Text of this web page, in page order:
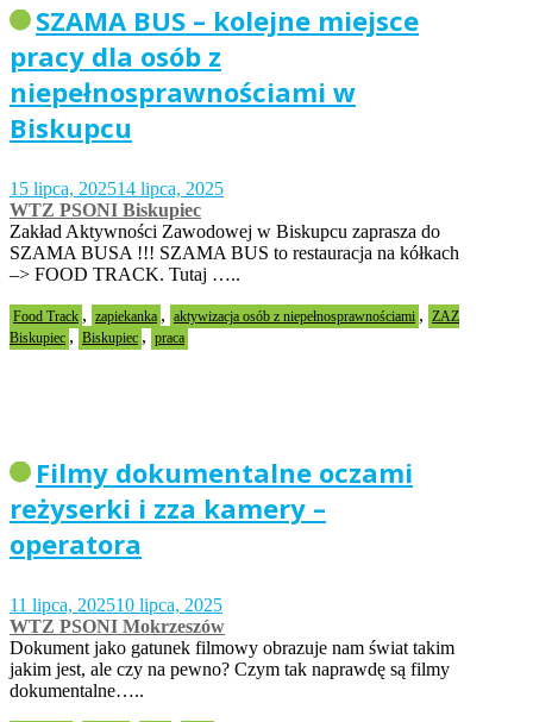
SZAMA BUS – kolejne miejsce
pracy dla osób z
niepełnosprawnościami w
Biskupcu
15 lipca, 202514 lipca, 2025
WTZ PSONI Biskupiec
Zakład Aktywności Zawodowej w Biskupcu zaprasza do
SZAMA BUSA !!! SZAMA BUS to restauracja na kółkach
–> FOOD TRACK. Tutaj …..
Food Track , zapiekanka , aktywizacja osób z niepełnosprawnościami ,
ZAZ
Biskupiec , Biskupiec , praca
Filmy dokumentalne oczami
reżyserki i zza kamery –
operatora
11 lipca, 202510 lipca, 2025
WTZ PSONI Mokrzeszów
Dokument jako gatunek filmowy obrazuje nam świat takim
jakim jest, ale czy na pewno? Czym tak naprawdę są filmy
dokumentalne…..